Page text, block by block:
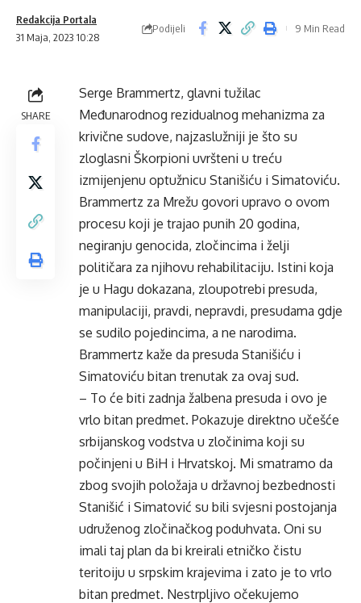
31 Maja, 2023 10:28
Redakcija Portala
Podijeli 9 Min Read
SHARE
Serge Brammertz, glavni tužilac
Međunarodnog rezidualnog mehanizma za
krivične sudove, najzaslužniji je što su
zloglasni Škorpioni uvršteni u treću
izmijenjenu optužnicu Stanišiću i Simatoviću.
Brammertz za Mrežu govori upravo o ovom
procesu koji je trajao punih 20 godina,
negiranju genocida, zločincima i želji
političara za njihovu rehabilitaciju. Istini koja
je u Hagu dokazana, zloupotrebi presuda,
manipulaciji, pravdi, nepravdi, presudama gdje
se sudilo pojedincima, a ne narodima.
Brammertz kaže da presuda Stanišiću i
Simatoviću bitan trenutak za ovaj sud.
– To će biti zadnja žalbena presuda i ovo je
vrlo bitan predmet. Pokazuje direktno učešće
srbijanskog vodstva u zločinima koji su
počinjeni u BiH i Hrvatskoj. Mi smatramo da
zbog svojih položaja u državnoj bezbednosti
Stanišić i Simatović su bili svjesni postojanja
udruženog zločinačkog poduhvata. Oni su
imali taj plan da bi kreirali etničko čistu
teritoiju u srpskim krajevima i zato je to vrlo
bitan predmet. Nestrpljivo očekujemo